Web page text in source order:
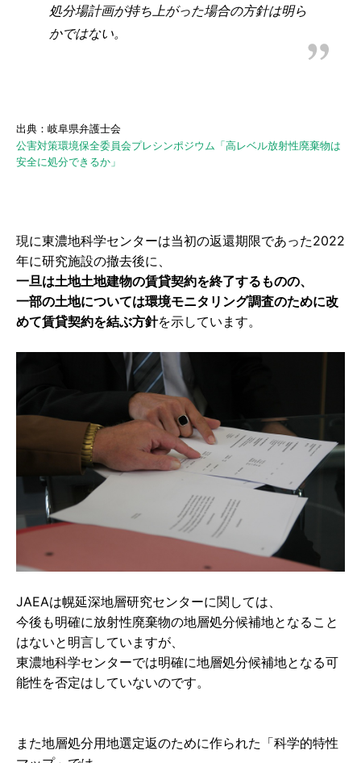
処分場計画が持ち上がった場合の方針は明ら
かではない。
出典：岐阜県弁護士会
公害対策環境保全委員会プレシンポジウム「高レベル放射性廃棄物は
安全に処分できるか」
現に東濃地科学センターは当初の返還期限であった2022
年に研究施設の撤去後に、
一旦は土地土地建物の賃貸契約を終了するものの、
一部の土地については環境モニタリング調査のために改
めて賃貸契約を結ぶ方針を示しています。
JAEAは幌延深地層研究センターに関しては、
今後も明確に放射性廃棄物の地層処分候補地となること
はないと明言していますが、
東濃地科学センターでは明確に地層処分候補地となる可
能性を否定はしていないのです。
また地層処分用地選定返のために作られた「科学的特性